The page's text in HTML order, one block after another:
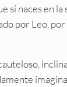
si naces en la
por Leo,